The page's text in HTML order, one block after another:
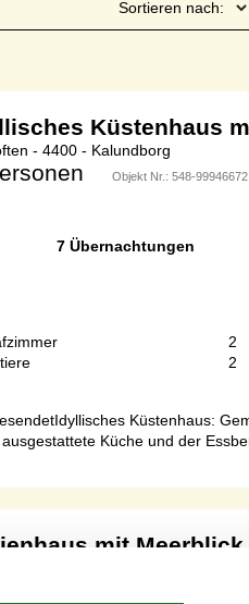
Sortieren nach:
Küstenhaus
- 4400 - Kalundborg
Objekt Nr.: 548-99946672
7 Übernachtungen
2
2
Küstenhaus:
Küche und der
mit